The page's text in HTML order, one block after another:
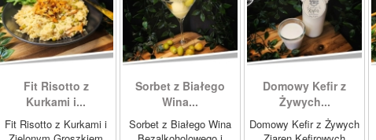
Fit Risotto z
Kurkami i...
Fit Risotto z Kurkami i
Sorbet z Białego
Wina...
Sorbet z Białego Wina
Domowy Kefir z
Żywych...
Domowy Kefir z Żywych